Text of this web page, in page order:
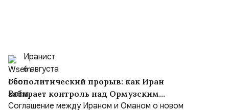
Иранист
6 августа
Геополитический прорыв: как Иран
забирает контроль над Ормузским
проливом
Соглашение между Ираном и Оманом о новом